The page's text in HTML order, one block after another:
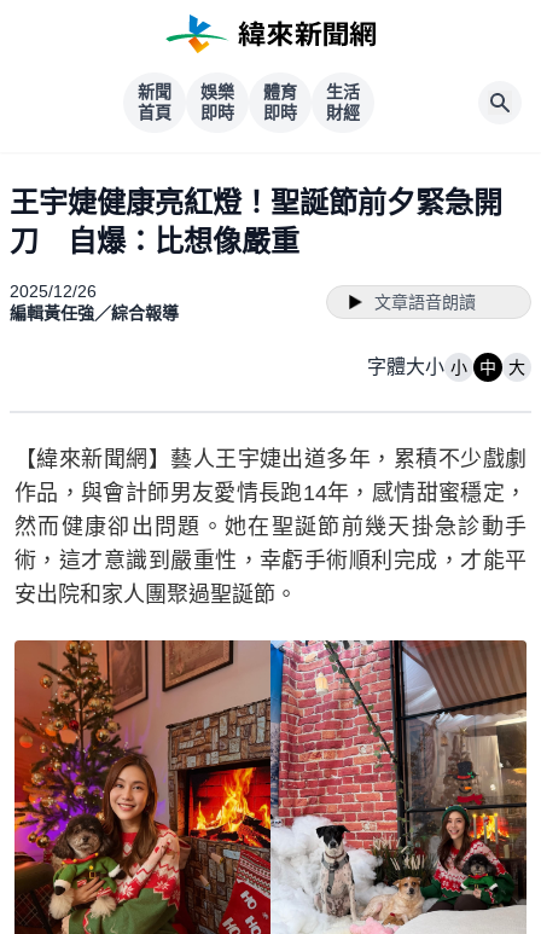
新聞
首頁
娛樂
即時
體育
即時
生活
財經
王宇婕健康亮紅燈！聖誕節前夕緊急開
刀 自爆：比想像嚴重
2025/12/26
編輯黃任強／綜合報導
文章語音朗讀
字體大小 小 中 大
【緯來新聞網】藝人王宇婕出道多年，累積不少戲劇
作品，與會計師男友愛情長跑14年，感情甜蜜穩定，
然而健康卻出問題。她在聖誕節前幾天掛急診動手
術，這才意識到嚴重性，幸虧手術順利完成，才能平
安出院和家人團聚過聖誕節。